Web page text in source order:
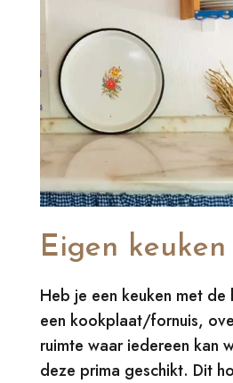
Eigen keuken
Heb je een keuken met
een kookplaat/fornuis,
ruimte waar iedereen kan
deze prima geschikt. Dit